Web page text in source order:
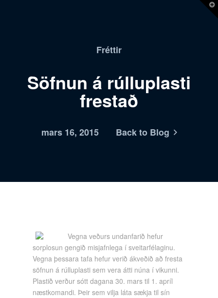
Fréttir
Söfnun á rúlluplasti
frestað
mars 16, 2015 Back to Blog
Vegna veðurs undanfarið hefur
sorplosun gengið misjafnlega í sveitarfélaginu.
Vegna þessara tafa hefur verið ákveðið að fresta
söfnun á rúlluplasti sem vera átti núna í vikunni.
Plastið verður sótt dagana 30. mars til 1. apríl
næstkomandi. Þeir sem vilja láta sækja til sín